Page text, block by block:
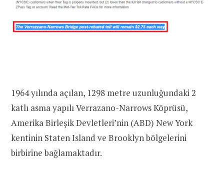
1964 yılında açılan, 1298 metre uzunluğundaki 2
katlı asma yapılı Verrazano-Narrows Köprüsü,
Amerika Birleşik Devletleri’nin (ABD) New York
kentinin Staten Island ve Brooklyn bölgelerini
birbirine bağlamaktadır.